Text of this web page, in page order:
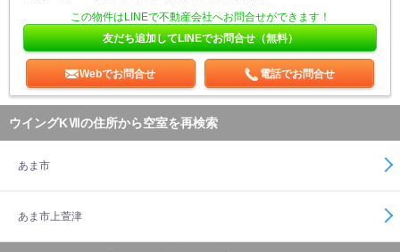
この物件はLINEで不動産会社へお問合せができます！
友だち追加してLINEでお問合せ（無料）
Webでお問合せ 電話でお問合せ
ウイングKⅦの住所から空室を再検索
あま市
あま市上萱津